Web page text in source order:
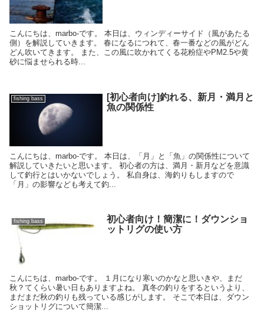
こんにちは、marbo-です。 本日は、ウィンディーサイド（風があたる
側）を解説していきます。 春になるにつれて、春一番などの風がどん
どん吹いてきます。 また、この風に吹かれてくる花粉症やPM2.5や黄
砂に悩ませられる時...
fishing bass
[初心者向け]釣れる、新月・満月と
魚の関係性
こんにちは、marbo-です。 本日は、「月」と「魚」の関係性について
解説していきたいと思います。 初心者の方は、満月・新月などを意識
して釣行とはいかないでしょう。 私自身は、海釣りもしますので
「月」の影響なども考えて釣...
fishing bass
初心者向け！簡潔に！ダウンショ
ットリグの使い方
こんにちは、marbo-です。 １月になり寒いのかなと思いきや、まだ
秋？てくらい暑い日もありますよね。 真冬の釣りをするというより、
まだまだ秋の釣りも残っている感じがします。 そこで本日は、ダウン
ショットリグについて簡潔...